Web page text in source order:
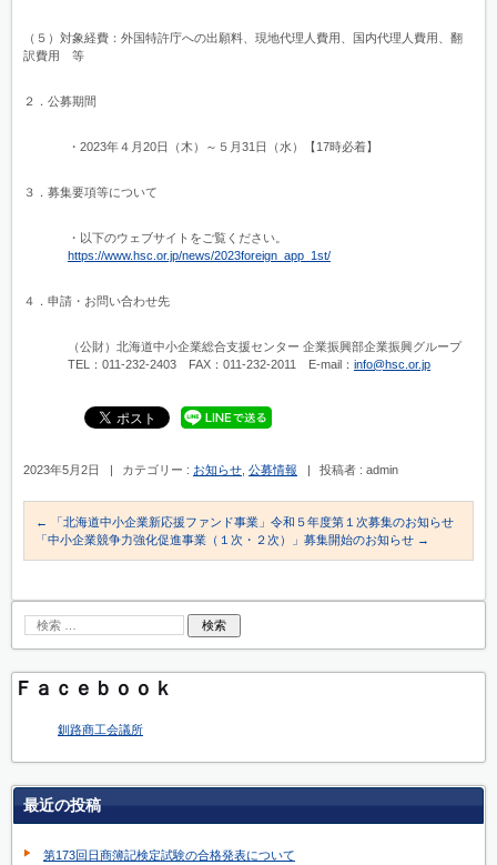
（５）対象経費：外国特許庁への出願料、現地代理人費用、国内代理人費用、翻
訳費用 等
２．公募期間
・2023年４月20日（木）～５月31日（水）【17時必着】
３．募集要項等について
・以下のウェブサイトをご覧ください。
https://www.hsc.or.jp/news/2023foreign_app_1st/
４．申請・お問い合わせ先
（公財）北海道中小企業総合支援センター 企業振興部企業振興グループ
TEL：011-232-2403 FAX：011-232-2011 E-mail： info@hsc.or.jp
2023年5月2日 | カテゴリー : お知らせ 公募情報 | 投稿者 : admin
←
「北海道中小企業新応援ファンド事業」令和５年度第１次募集のお知らせ
「中小企業競争力強化促進事業（１次・２次）」募集開始のお知らせ →
Ｆａｃｅｂｏｏｋ
釧路商工会議所
最近の投稿
第173回日商簿記検定試験の合格発表について